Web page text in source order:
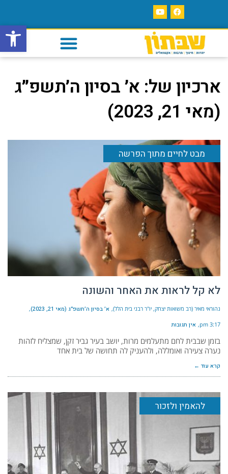
פתח
ארכיון של: א׳ בסיון ה׳תשפ״ג
(מאי 21, 2023)
מבט לחיים מתוך הפרשה
לא קל לראות את האחר והשונה
נהוראי מאיר (רב משואות יצחק, יו"ר רבני בית הלל) א׳ בסיון ה׳תשפ״ג (מאי 21, 2023)
3:17 pm אין תגובות
בזמן שבבית לחם מתעלמים מרות, יושב בעיר גביר זקן, שמצליח לזהות
נערה צעירה ואומללה, ולהעניק לה תחושה של בית אחד
קרא עוד ←
להאמין ולזכור